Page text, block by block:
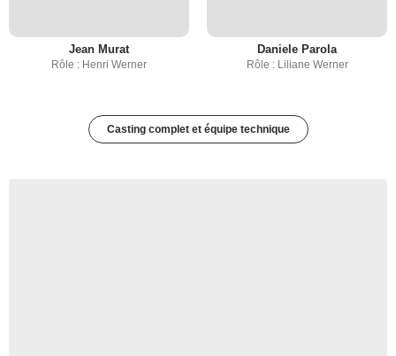
Jean Murat
Rôle : Henri Werner
Daniele Parola
Rôle : Liliane Werner
Casting complet et équipe technique